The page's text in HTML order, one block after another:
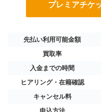
プレミアチケ
先払い利用可能金額
買取率
入金までの時間
ヒアリング・在籍確認
キャンセル料